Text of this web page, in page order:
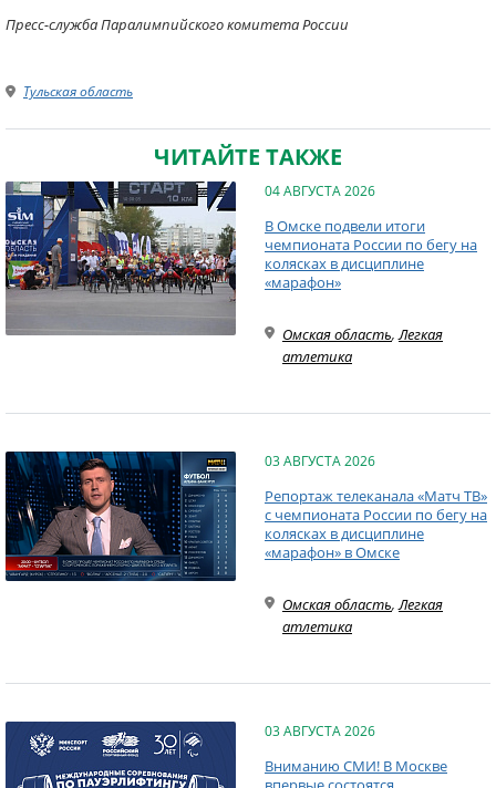
Пресс-служба Паралимпийского комитета России
Тульская область
ЧИТАЙТЕ ТАКЖЕ
04 АВГУСТА 2026
В Омске подвели итоги
чемпионата России по бегу на
колясках в дисциплине
«марафон»
Омская область,Легкая
атлетика
03 АВГУСТА 2026
Репортаж телеканала «Матч ТВ»
с чемпионата России по бегу на
колясках в дисциплине
«марафон» в Омске
Омская область,Легкая
атлетика
03 АВГУСТА 2026
Вниманию СМИ! В Москве